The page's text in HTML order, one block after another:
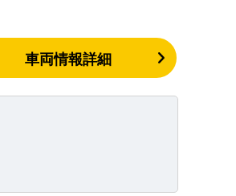
車両情報詳細